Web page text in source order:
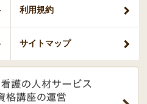
利用規約
サイトマップ